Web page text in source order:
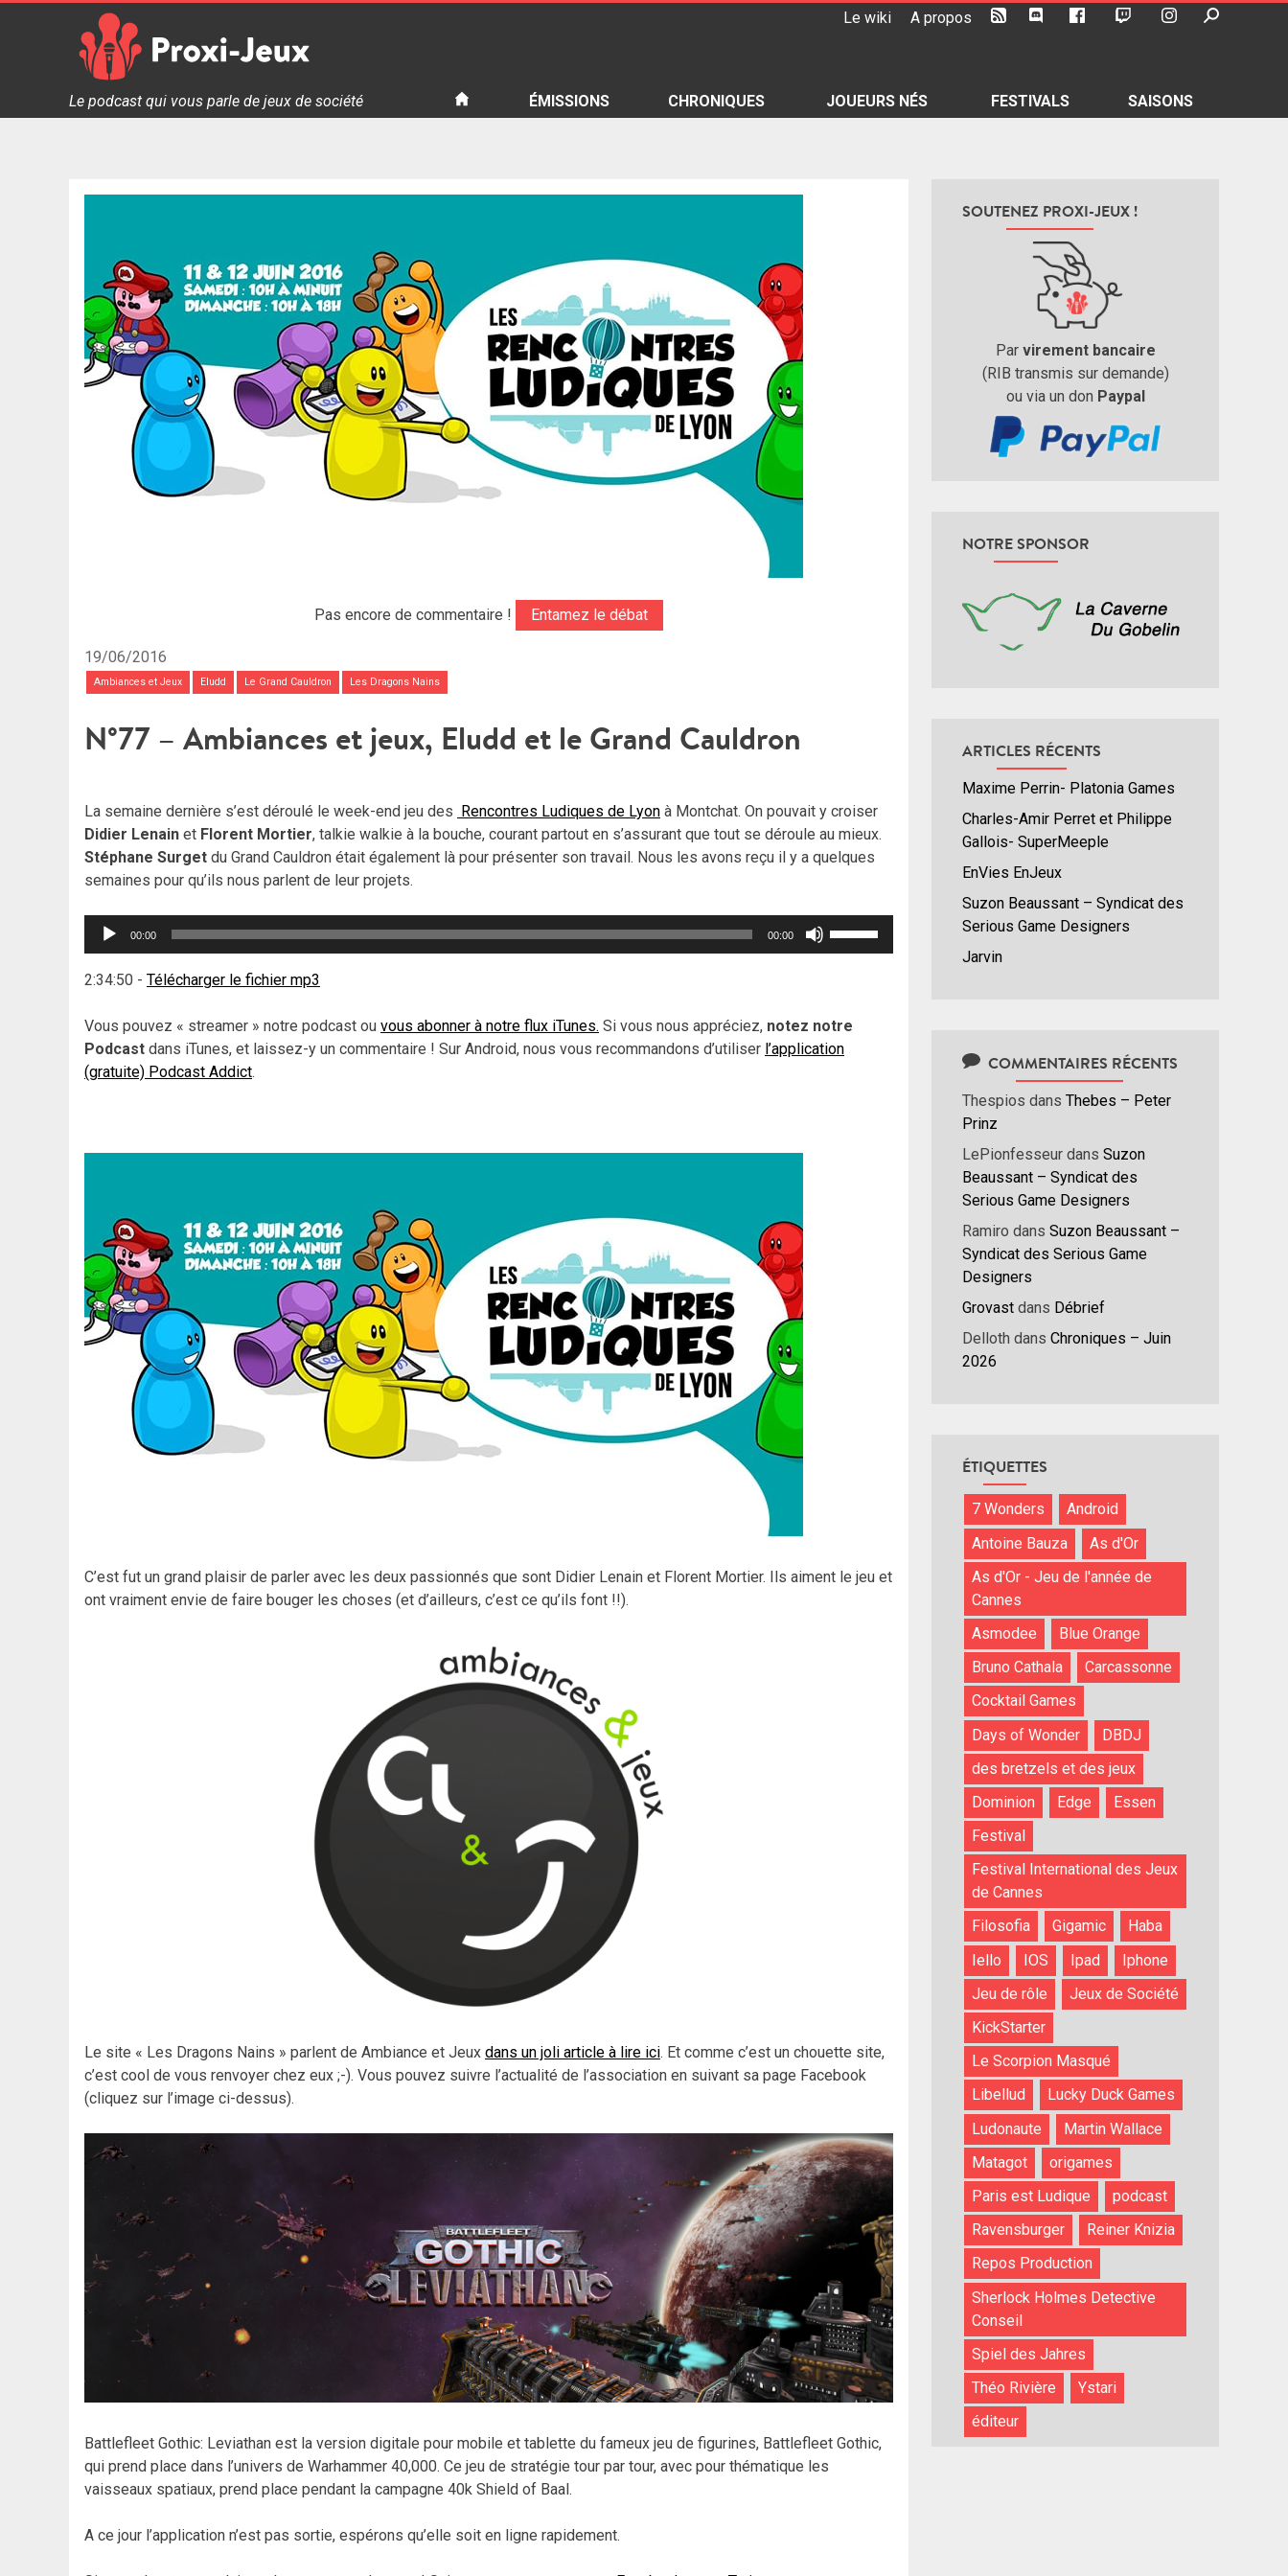
Le wiki A propos
Proxi Jeux - Le podcast qui vous parle de jeux de société
Le podcast qui vous parle de jeux de société ÉMISSIONS CHRONIQUES JOUEURS NÉS FESTIVALS SAISONS
Pas encore de commentaire ! Entamez le débat
19/06/2016
Ambiances et Jeux Eludd Le Grand Cauldron Les Dragons Nains
N°77 – Ambiances et jeux, Eludd et le Grand Cauldron
La semaine dernière s’est déroulé le week-end jeu des Rencontres Ludiques de Lyon à Montchat. On pouvait y croiser
Didier Lenain et Florent Mortier, talkie walkie à la bouche, courant partout en s’assurant que tout se déroule au mieux.
Stéphane Surget du Grand Cauldron était également là pour présenter son travail. Nous les avons reçu il y a quelques
semaines pour qu’ils nous parlent de leur projets.
Lecteur
00:00 00:00
pour
2:34:50 - Télécharger le fichier mp3
Vous pouvez « streamer » notre podcast ou vous abonner à notre flux iTunes. Si vous nous appréciez, notez notre
Podcast dans iTunes, et laissez-y un commentaire ! Sur Android, nous vous recommandons d’utiliser l’application
(gratuite) Podcast Addict.
C’est fut un grand plaisir de parler avec les deux passionnés que sont Didier Lenain et Florent Mortier. Ils aiment le jeu et
ont vraiment envie de faire bouger les choses (et d’ailleurs, c’est ce qu’ils font !!).
Le site « Les Dragons Nains » parlent de Ambiance et Jeux dans un joli article à lire ici. Et comme c’est un chouette site,
c’est cool de vous renvoyer chez eux ;-). Vous pouvez suivre l’actualité de l’association en suivant sa page Facebook
(cliquez sur l’image ci-dessus).
Battlefleet Gothic: Leviathan est la version digitale pour mobile et tablette du fameux jeu de figurines, Battlefleet Gothic,
qui prend place dans l’univers de Warhammer 40,000. Ce jeu de stratégie tour par tour, avec pour thématique les
vaisseaux spatiaux, prend place pendant la campagne 40k Shield of Baal.
A ce jour l’application n’est pas sortie, espérons qu’elle soit en ligne rapidement.
SOUTENEZ PROXI-JEUX !
Par virement bancaire
(RIB transmis sur demande)
ou via un don Paypal
NOTRE SPONSOR
ARTICLES RÉCENTS
Maxime Perrin- Platonia Games
Charles-Amir Perret et Philippe
Gallois- SuperMeeple
EnVies EnJeux
Suzon Beaussant – Syndicat des
Serious Game Designers
Jarvin
COMMENTAIRES RÉCENTS
Thespios dans Thebes – Peter
Prinz
LePionfesseur dans Suzon
Beaussant – Syndicat des
Serious Game Designers
Ramiro dans Suzon Beaussant –
Syndicat des Serious Game
Designers
Grovast dans Débrief
Delloth dans Chroniques – Juin
2026
ÉTIQUETTES
7 Wonders
Android
Antoine Bauza
As d'Or
As d'Or - Jeu de l'année de
Cannes
Asmodee
Blue Orange
Bruno Cathala
Carcassonne
Cocktail Games
Days of Wonder
DBDJ
des bretzels et des jeux
Dominion
Edge
Essen
Festival
Festival International des Jeux
de Cannes
Filosofia
Gigamic
Haba
Iello
IOS Ipad
Iphone
Jeu de rôle
Jeux de Société
KickStarter
Le Scorpion Masqué
Libellud
Lucky Duck Games
Ludonaute
Martin Wallace
Matagot
origames
Paris est Ludique
podcast
Ravensburger
Reiner Knizia
Repos Production
Sherlock Holmes Detective
Conseil
Spiel des Jahres
Théo Rivière
Ystari
éditeur